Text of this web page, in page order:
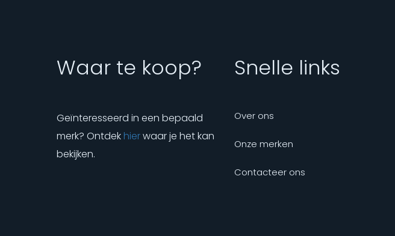
Waar te koop?
Geïnteresseerd in een bepaald
merk? Ontdek hierwaar je het kan
bekijken.
Snelle links
Over ons
Onze merken
Contacteer ons